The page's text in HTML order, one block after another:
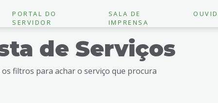
PORTAL DO
SERVIDOR
SALA DE
IMPRENSA
de Serviços
os filtros para achar o serviço que procura